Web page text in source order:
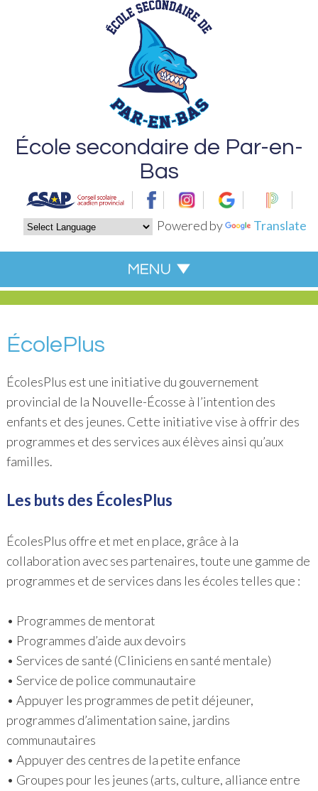
Powered by Translate
École secondaire de Par-en-
Bas
ÉcolePlus
ÉcolesPlus est une initiative du gouvernement
provincial de la Nouvelle-Écosse à l’intention des
enfants et des jeunes. Cette initiative vise à offrir des
programmes et des services aux élèves ainsi qu’aux
familles.
Les buts des ÉcolesPlus
ÉcolesPlus offre et met en place, grâce à la
collaboration avec ses partenaires, toute une gamme de
programmes et de services dans les écoles telles que :
• Programmes de mentorat
• Programmes d’aide aux devoirs
• Services de santé (Cliniciens en santé mentale)
• Service de police communautaire
• Appuyer les programmes de petit déjeuner,
programmes d’alimentation saine, jardins
communautaires
• Appuyer des centres de la petite enfance
• Groupes pour les jeunes (arts, culture, alliance entre